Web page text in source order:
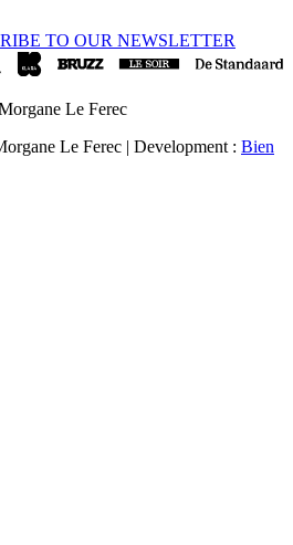
TO OUR NEWSLETTER
Le Ferec
Le Ferec | Development : Bien